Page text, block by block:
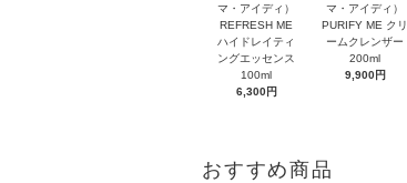
マ・アイディ）
REFRESH ME
ハイドレイティ
ングエッセンス
100ml
6,300円
マ・アイディ）
PURIFY ME クリ
ームクレンザー
200ml
9,900円
おすすめ商品